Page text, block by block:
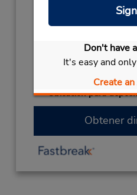
Don't have
It's easy and
Create
EASTER WEEKEND
closed
CHRISTMAS DAY
Ubicación para
Obtener